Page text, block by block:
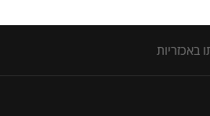
באכזריות